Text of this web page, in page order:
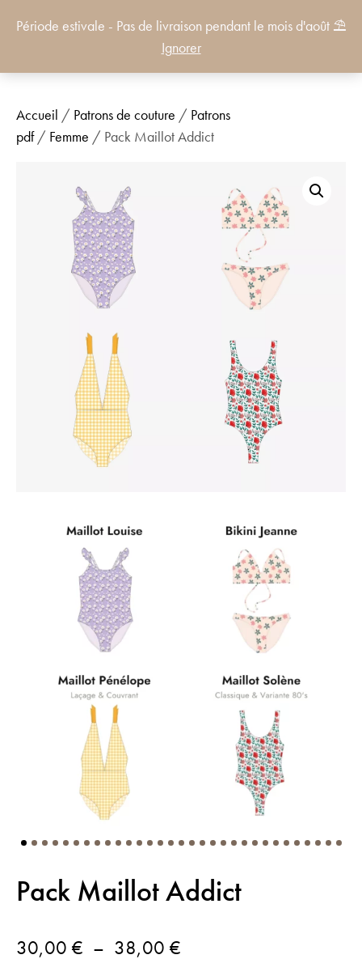
0
Accueil / Patrons de couture / Patrons
pdf/ Femme / Pack Maillot Addict
Pack Maillot Addict
30,00 € – 38,00 €
Période estivale - Pas de livraison pendant le mois d'août ⛱️
Ignorer